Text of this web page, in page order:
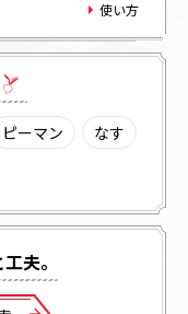
使い方
ピーマン
なす
夫。